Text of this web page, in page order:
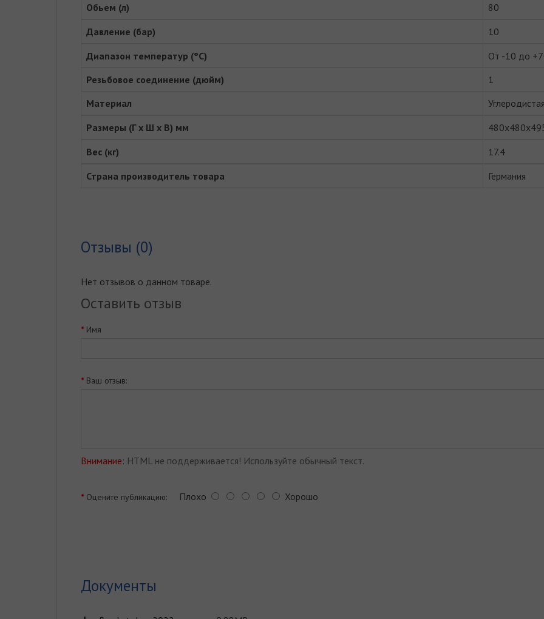
Обьем (л)
80
Давление (бар)
10
Диапазон температур (°C)
От -10 до
Резьбовое соединение (дюйм)
1
Материал
Размеры (Г x Ш x В) мм
Вес (кг)
17.4
Страна производитель товара
Германия
Отзывы (0)
Нет отзывов о данном товаре.
Оставить отзыв
Имя
Ваш отзыв:
Внимание: HTML не поддерживается! Используйте обычный текст.
Оцените публикацию: Плохо Хорошо
Документы